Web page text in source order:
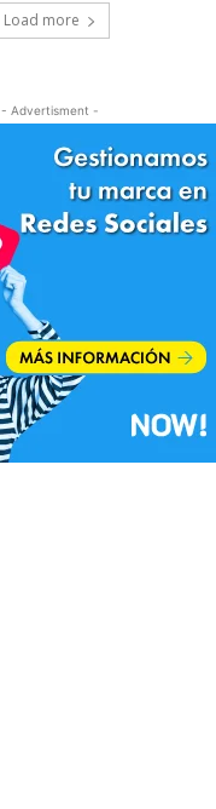
Load more
- Advertisment -